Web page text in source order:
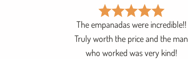
The empanadas were incredible!!
Truly worth the price and the man
who worked was very kind!